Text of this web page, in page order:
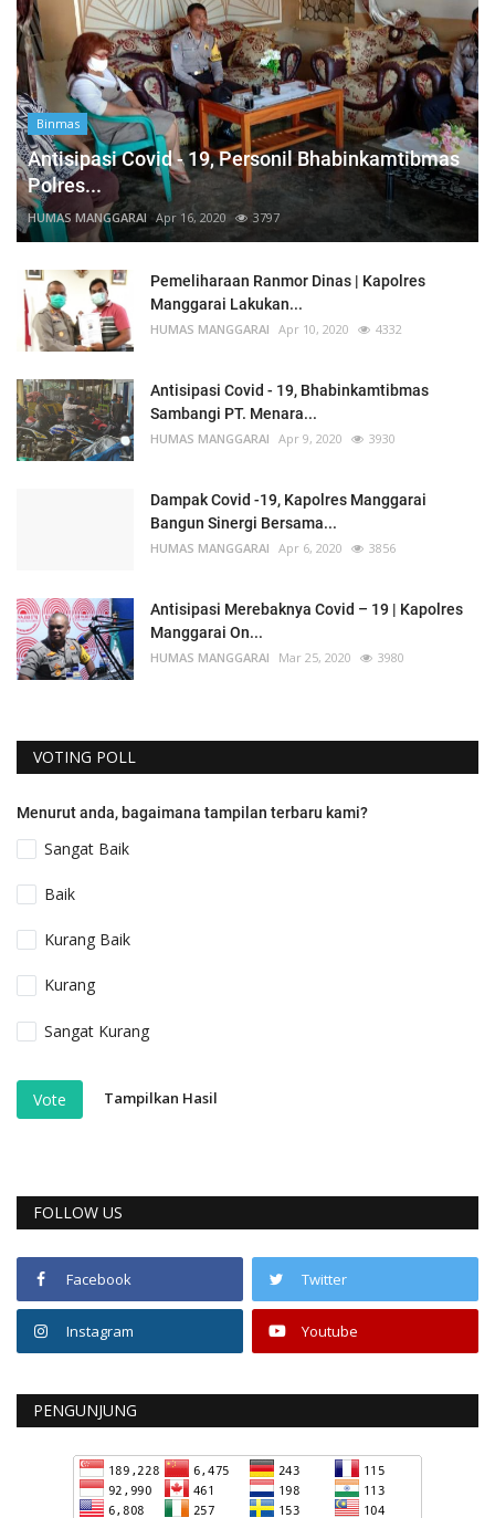
Binmas
Antisipasi Covid - 19, Personil Bhabinkamtibmas
Polres...
HUMAS MANGGARAI Apr 16, 2020 3797
Pemeliharaan Ranmor Dinas | Kapolres
Manggarai Lakukan...
HUMAS MANGGARAI Apr 10, 2020 4332
Antisipasi Covid - 19, Bhabinkamtibmas
Sambangi PT. Menara...
HUMAS MANGGARAI Apr 9, 2020 3930
Dampak Covid -19, Kapolres Manggarai
Bangun Sinergi Bersama...
HUMAS MANGGARAI Apr 6, 2020 3856
Antisipasi Merebaknya Covid – 19 | Kapolres
Manggarai On...
HUMAS MANGGARAI Mar 25, 2020 3980
VOTING POLL
Menurut anda, bagaimana tampilan terbaru kami?
Sangat Baik
Baik
Kurang Baik
Kurang
Sangat Kurang
Vote Tampilkan Hasil
FOLLOW US
Facebook Twitter
Instagram Youtube
PENGUNJUNG